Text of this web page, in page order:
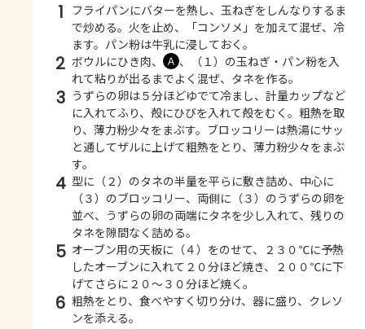
1
フライパンにバターを熱し、玉ねぎをしんなりするま
で炒める。火を止め、「コンソメ」を加えて混ぜ、冷
ます。パン粉は牛乳に浸しておく。
2 ボウルにひき肉、 Ａ 、（１）の玉ねぎ・パン粉を入
れて粘りが出るまでよく混ぜ、タネを作る。
3 うずらの卵は５分ほどゆでて冷まし、計量カップなど
に入れてふり、殻にひびを入れて殻をむく。粗熱を取
り、薄力粉少々をまぶす。ブロッコリーは熱湯にサッ
と通してザルに上げて粗熱をとり、薄力粉少々をまぶ
す。
4 型に（２）のタネの半量を平らに敷き詰め、中心に
（３）のブロッコリー、両側に（３）のうずらの卵を
並べ、うずらの卵の両端にタネを少し入れて、残りの
タネを隙間なく詰める。
5 オーブン用の天板に（４）をのせて、２３０℃に予熱
したオーブンに入れて２０分ほど焼き、２００℃に下
げてさらに２０～３０分ほど焼く。
6 粗熱をとり、食べやすく切り分け、器に盛り、クレソ
ンを添える。